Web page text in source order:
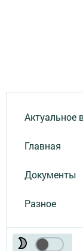
Актуальное
Главная
Документы
Разное